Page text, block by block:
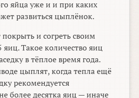
яйца уже и и при каких
развиться цыплёнок.
и согреть своим
Такое количество яиц
в тёплое время года.
цыплят, когда тепла ещё
рекомендуется
более десятка яиц — иначе